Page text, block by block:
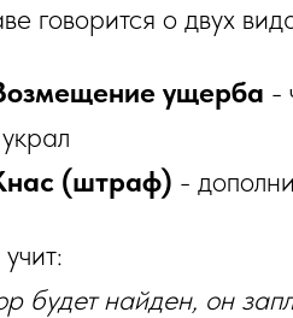
говорится о двух
ущерба -
(штраф) -
будет найден, он